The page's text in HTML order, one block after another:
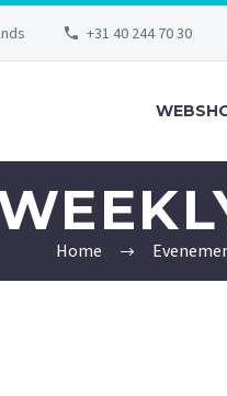
+31 40 244 70 30
Home